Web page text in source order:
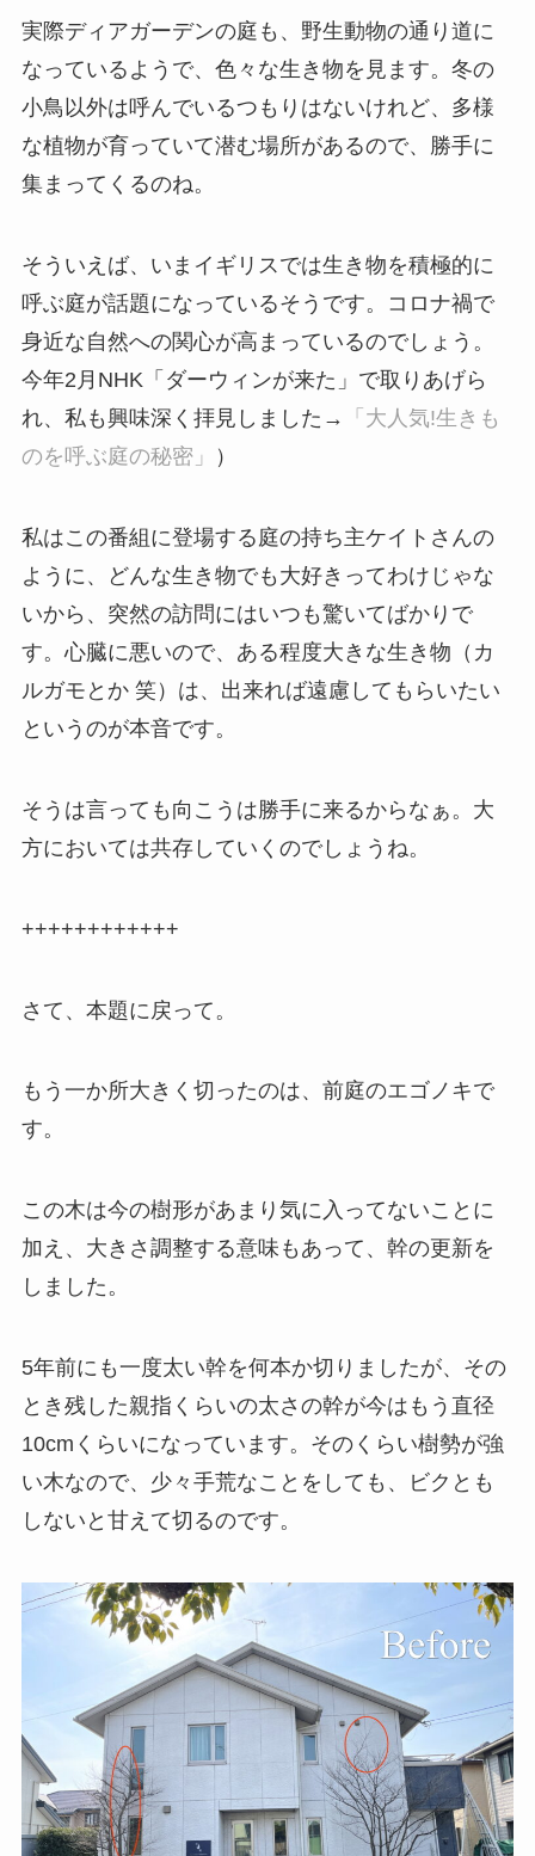
実際ディアガーデンの庭も、野生動物の通り道に
なっているようで、色々な生き物を見ます。冬の
小鳥以外は呼んでいるつもりはないけれど、多様
な植物が育っていて潜む場所があるので、勝手に
集まってくるのね。
そういえば、いまイギリスでは生き物を積極的に
呼ぶ庭が話題になっているそうです。コロナ禍で
身近な自然への関心が高まっているのでしょう。
今年2月NHK「ダーウィンが来た」で取りあげら
れ、私も興味深く拝見しました→
「大人気!生きも
のを呼ぶ庭の秘密」
）
私はこの番組に登場する庭の持ち主ケイトさんの
ように、どんな生き物でも大好きってわけじゃな
いから、突然の訪問にはいつも驚いてばかりで
す。心臓に悪いので、ある程度大きな生き物（カ
ルガモとか 笑）は、出来れば遠慮してもらいたい
というのが本音です。
そうは言っても向こうは勝手に来るからなぁ。大
方においては共存していくのでしょうね。
++++++++++++
さて、本題に戻って。
もう一か所大きく切ったのは、前庭のエゴノキで
す。
この木は今の樹形があまり気に入ってないことに
加え、大きさ調整する意味もあって、幹の更新を
しました。
5年前にも一度太い幹を何本か切りましたが、その
とき残した親指くらいの太さの幹が今はもう直径
10cmくらいになっています。そのくらい樹勢が強
い木なので、少々手荒なことをしても、ビクとも
しないと甘えて切るのです。